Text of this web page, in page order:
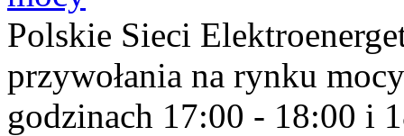
Polskie Sieci
przywołania na rynku
godzinach 17:00 - 18:00 i